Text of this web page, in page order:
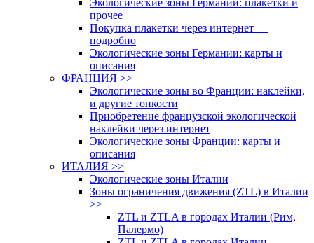
прочее
Покупка плакетки через интернет —
подробно
Экологические зоны Германии: карты и
описания
ФРАНЦИЯ >>
Экологические зоны во Франции: наклейки,
и другие тонкости
Приобретение французской экологической
наклейки через интернет
Экологические зоны Франции: карты и
описания
ИТАЛИЯ >>
Экологические зоны Италии
Зоны ограничения движения (ZTL) в Италии
>>
ZTL и ZTLA в городах Италии (Рим,
Палермо)